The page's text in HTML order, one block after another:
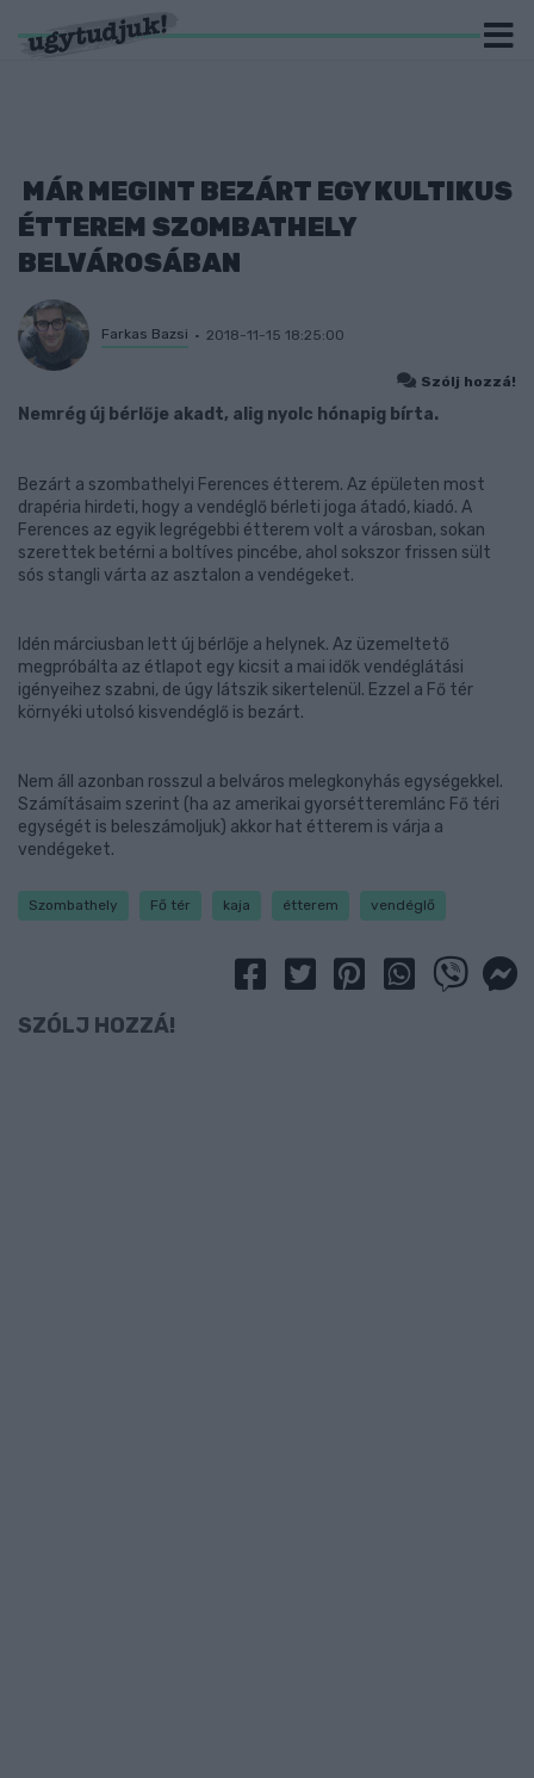
MÁR MEGINT BEZÁRT EGY KULTIKUS
ÉTTEREM SZOMBATHELY
BELVÁROSÁBAN
Farkas Bazsi 2018-11-15 18:25:00
Szólj hozzá!
Nemrég új bérlője akadt, alig nyolc hónapig bírta.
Bezárt a szombathelyi Ferences étterem. Az épületen most
drapéria hirdeti, hogy a vendéglő bérleti joga átadó, kiadó. A
Ferences az egyik legrégebbi étterem volt a városban, sokan
szerettek betérni a boltíves pincébe, ahol sokszor frissen sült
sós stangli várta az asztalon a vendégeket.
Idén márciusban lett új bérlője a helynek. Az üzemeltető
megpróbálta az étlapot egy kicsit a mai idők vendéglátási
igényeihez szabni, de úgy látszik sikertelenül. Ezzel a Fő tér
környéki utolsó kisvendéglő is bezárt.
Nem áll azonban rosszul a belváros melegkonyhás egységekkel.
Számításaim szerint (ha az amerikai gyorsétteremlánc Fő téri
egységét is beleszámoljuk) akkor hat étterem is várja a
vendégeket.
Szombathely Fő tér kaja étterem vendéglő
SZÓLJ HOZZÁ!